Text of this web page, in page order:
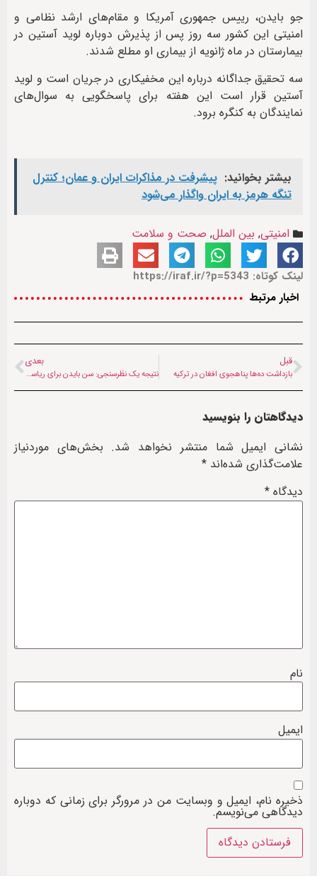
جو بایدن، رییس‌ جمهوری آمریکا و مقام‌های ارشد نظامی و
امنیتی این کشور سه روز پس از پذیرش دوباره لوید آستین در
بیمارستان در ماه ژانویه از بیماری او مطلع شدند.
سه تحقیق جداگانه درباره این مخفیکاری در جریان است و لوید
آستین قرار است این هفته برای پاسخگویی به سوال‌های
نمایندگان به کنگره برود.
بیشتر بخوانید: پیشرفت در مذاکرات ایران و عمان؛ کنترل
تنگه هرمز به ایران واگذار می‌شود
امنیتی, بین الملل, صحت و سلامت
لینک کوتاه: https://iraf.ir/?p=5343
اخبار مرتبط
قبل
بازداشت ده‌ها پناهجوی افغان در ترکیه
بعدی
نتیجه یک نظرسنجی: سن بایدن برای ریاست جمهوری زیاد است
دیدگاهتان را بنویسید
نشانی ایمیل شما منتشر نخواهد شد. بخش‌های موردنیاز
علامت‌گذاری شده‌اند *
دیدگاه *
نام
ایمیل
ذخیره نام، ایمیل و وبسایت من در مرورگر برای زمانی که دوباره
دیدگاهی می‌نویسم.